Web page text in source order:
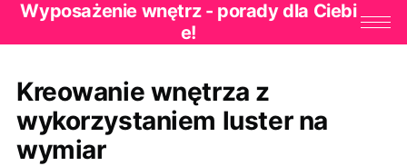
Wyposażenie wnętrz - porady dla Ciebi
e!
Kreowanie wnętrza z
wykorzystaniem luster na
wymiar